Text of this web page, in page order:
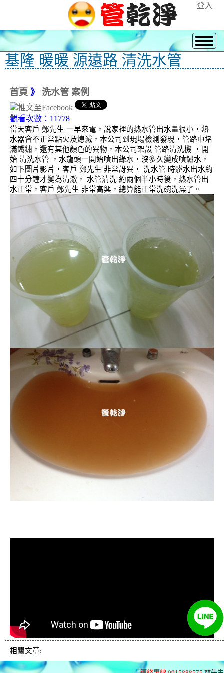
登入
基隆 暖暖 源遠路 清洗水管
首頁 》 洗水管 案例
觀看次數：11778
當天客戶 鄭先生 一早來電，說家裡的熱水管出水量很小，熱
水器會不正常點火及熄滅，本公司到現場檢測發現，管路中堵
滿鐵鏽，還有其他顏色的異物，本公司架設 管路清洗機 ，開
始 清洗水管 ，水龍頭一開始噴出綠水，沒多久變成噴鏽水，
如下圖片影片，客戶 鄭先生 非常訝異， 洗水管 時髒水出水約
四十分鐘才變為清澈， 水管清洗 約兩個半小時後，熱水管出
水正常，客戶 鄭先生 非常高興，總算能正常洗碗洗澡了。
相關文章: